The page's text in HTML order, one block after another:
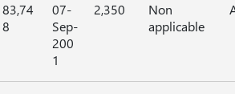
83,74
8
07-
Sep-
200
1
2,350
Non
applicable